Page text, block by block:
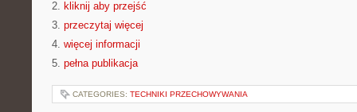
2. kliknij aby przejść
3. przeczytaj więcej
4. więcej informacji
5. pełna publikacja
CATEGORIES: TECHNIKI PRZECHOWYWANIA